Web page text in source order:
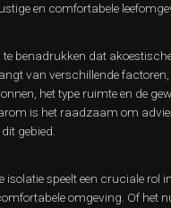
en comfortabele
benadrukken dat
van verschillende factoren,
het type ruimte en de
is het raadzaam om
gebied.
isolatie speelt een cruciale rol
omgeving. Of het